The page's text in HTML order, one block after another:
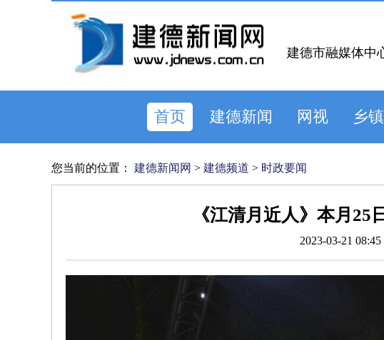
建德市融媒体中
首页 建德新闻 网视 乡镇
您当前的位置： 建德新闻网 > 建德频道 > 时政要闻
《江清月近人》本月25
2023-03-21 08:45